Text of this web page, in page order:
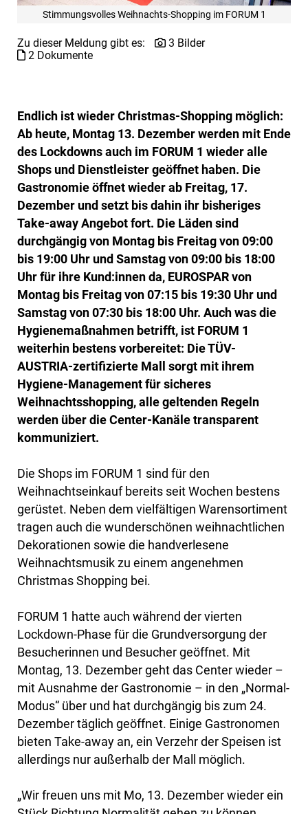
Stimmungsvolles Weihnachts-Shopping im FORUM 1
Zu dieser Meldung gibt es:
3 Bilder
2 Dokumente
Endlich ist wieder Christmas-Shopping möglich:
Ab heute, Montag 13. Dezember werden mit Ende
des Lockdowns auch im FORUM 1 wieder alle
Shops und Dienstleister geöffnet haben. Die
Gastronomie öffnet wieder ab Freitag, 17.
Dezember und setzt bis dahin ihr bisheriges
Take-away Angebot fort. Die Läden sind
durchgängig von Montag bis Freitag von 09:00
bis 19:00 Uhr und Samstag von 09:00 bis 18:00
Uhr für ihre Kund:innen da, EUROSPAR von
Montag bis Freitag von 07:15 bis 19:30 Uhr und
Samstag von 07:30 bis 18:00 Uhr. Auch was die
Hygienemaßnahmen betrifft, ist FORUM 1
weiterhin bestens vorbereitet: Die TÜV-
AUSTRIA-zertifizierte Mall sorgt mit ihrem
Hygiene-Management für sicheres
Weihnachtsshopping, alle geltenden Regeln
werden über die Center-Kanäle transparent
kommuniziert.
Die Shops im FORUM 1 sind für den
Weihnachtseinkauf bereits seit Wochen bestens
gerüstet. Neben dem vielfältigen Warensortiment
tragen auch die wunderschönen weihnachtlichen
Dekorationen sowie die handverlesene
Weihnachtsmusik zu einem angenehmen
Christmas Shopping bei.
FORUM 1 hatte auch während der vierten
Lockdown-Phase für die Grundversorgung der
Besucherinnen und Besucher geöffnet. Mit
Montag, 13. Dezember geht das Center wieder –
mit Ausnahme der Gastronomie – in den „Normal-
Modus“ über und hat durchgängig bis zum 24.
Dezember täglich geöffnet. Einige Gastronomen
bieten Take-away an, ein Verzehr der Speisen ist
allerdings nur außerhalb der Mall möglich.
„Wir freuen uns mit Mo, 13. Dezember wieder ein